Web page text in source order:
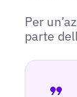
Per
parte